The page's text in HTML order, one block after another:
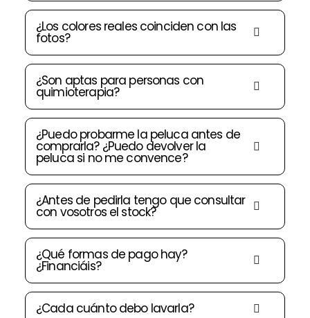
¿Los colores reales coinciden con las
fotos?
¿Son aptas para personas con
quimioterapia?
¿Puedo probarme la peluca antes de
comprarla? ¿Puedo devolver la
peluca si no me convence?
¿Antes de pedirla tengo que consultar
con vosotros el stock?
¿Qué formas de pago hay?
¿Financiáis?
¿Cada cuánto debo lavarla?